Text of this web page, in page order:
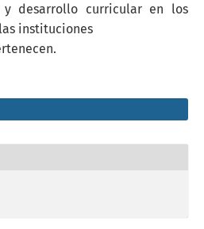
desarrollo curricular en los
instituciones